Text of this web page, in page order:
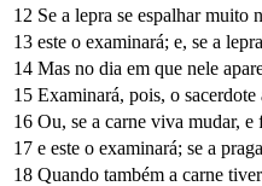
12 Se a lepra se espalhar muito
13 este o examinará; e, se a
14 Mas no dia em que nele
15 Examinará, pois, o
16 Ou, se a carne viva mudar,
17 e este o examinará; se a
18 Quando também a carne